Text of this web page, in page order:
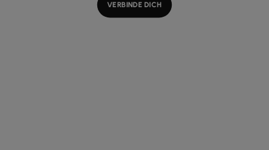
VERBINDE DICH